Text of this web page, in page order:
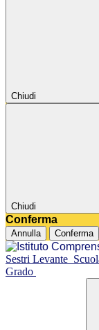
Chiudi
Chiudi
Conferma
Annulla Conferma
Sestri Levante
Grado